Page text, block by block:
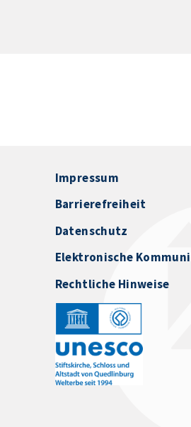
Impressum
Barrierefreiheit
Datenschutz
Elektronische
Rechtliche Hinweise